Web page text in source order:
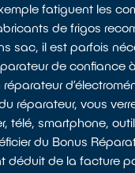
fatiguent les
de frigos
sac, il est parfois
de confiance
réparateur
réparateur, vous
télé, smartphone,
du Bonus
déduit de la facture